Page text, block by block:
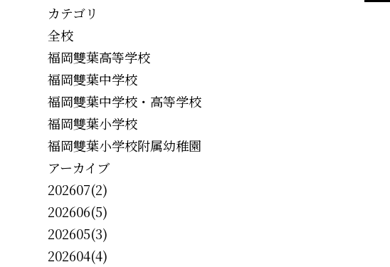
カテゴリ
全校
福岡雙葉高等学校
福岡雙葉中学校
福岡雙葉中学校・高等学校
福岡雙葉小学校
福岡雙葉小学校附属幼稚園
アーカイブ
202607(2)
202606(5)
202605(3)
202604(4)